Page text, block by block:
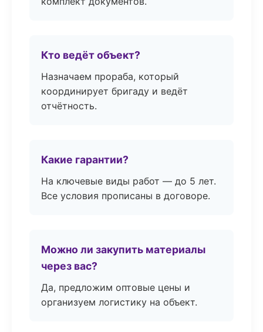
Кто ведёт объект?
Назначаем прораба, который
координирует бригаду и ведёт
отчётность.
Какие гарантии?
На ключевые виды работ — до 5 лет.
Все условия прописаны в договоре.
Можно ли закупить материалы
через вас?
Да, предложим оптовые цены и
организуем логистику на объект.